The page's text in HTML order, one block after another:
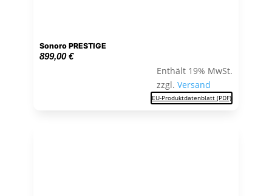
Sonoro PRESTIGE
899,00€
Enthält 19% MwSt.
zzgl.Versand
EU-Produktdatenblatt (PDF)